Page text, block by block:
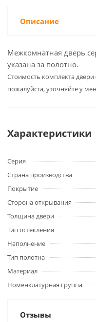
Описание
Межкомнатная дверь
указана за полотно.
Cтоимость комплекта
пожалуйста, уточняйте у
Характеристики
Серия
Страна производства
Покрытие
Сторона открывания
Толщина двери
Тип остекления
Наполнение
Тип полотна
Материал
Номенклатурная группа
Отзывы